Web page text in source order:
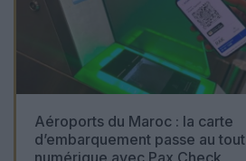
Aéroports du Maroc : la carte
d’embarquement passe au tout
numérique avec Pax Check